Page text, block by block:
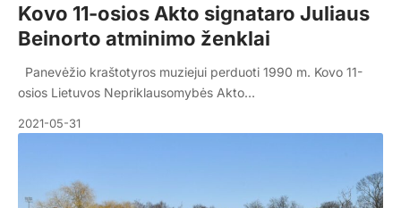
Kovo 11-osios Akto signataro Juliaus
Beinorto atminimo ženklai
Panevėžio kraštotyros muziejui perduoti 1990 m. Kovo 11-
osios Lietuvos Nepriklausomybės Akto…
2021-05-31